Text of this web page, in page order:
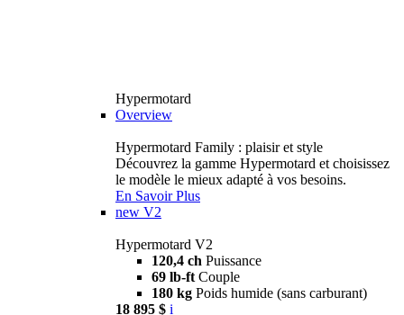
Hypermotard
Overview
Hypermotard Family : plaisir et style
Découvrez la gamme Hypermotard et choisissez
le modèle le mieux adapté à vos besoins.
En Savoir Plus
new V2
Hypermotard V2
120,4 ch Puissance
69 lb-ft Couple
180 kg Poids humide (sans carburant)
18 895 $ i